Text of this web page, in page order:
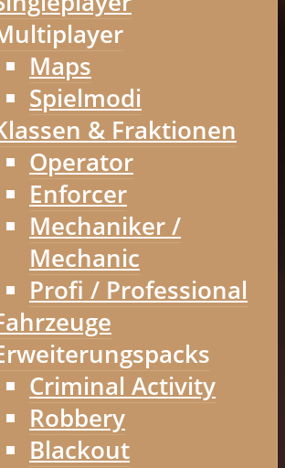
Maps
Spielmodi
& Fraktionen
Operator
Enforcer
Mechaniker /
Mechanic
Profi / Professional
Criminal Activity
Robbery
Blackout